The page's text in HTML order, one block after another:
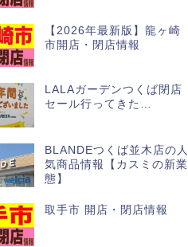
【2026年最新版】龍ヶ崎
市開店・閉店情報
LALAガーデンつくば閉店
セール行ってきた…
BLANDEつくば並木店の人
気商品情報【カスミの新業
態】
取手市 開店・閉店情報